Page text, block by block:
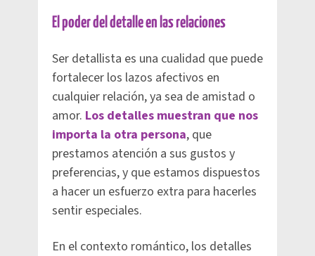
El poder del detalle en las relaciones
Ser detallista es una cualidad que puede
fortalecer los lazos afectivos en
cualquier relación, ya sea de amistad o
amor. Los detalles muestran que nos
importa la otra persona, que
prestamos atención a sus gustos y
preferencias, y que estamos dispuestos
a hacer un esfuerzo extra para hacerles
sentir especiales.
En el contexto romántico, los detalles